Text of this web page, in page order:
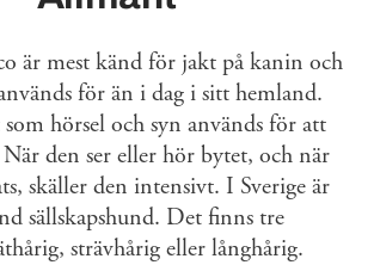
är mest känd för jakt på kanin och
för än i dag i sitt hemland.
hörsel och syn används för att
den ser eller hör bytet, och när
skäller den intensivt. I Sverige är
sällskapshund. Det finns tre
strävhårig eller långhårig.